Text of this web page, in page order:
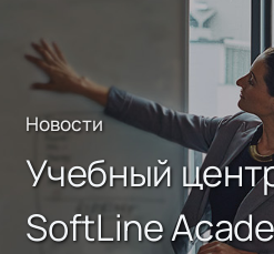
Новости
Учебный
SoftLine